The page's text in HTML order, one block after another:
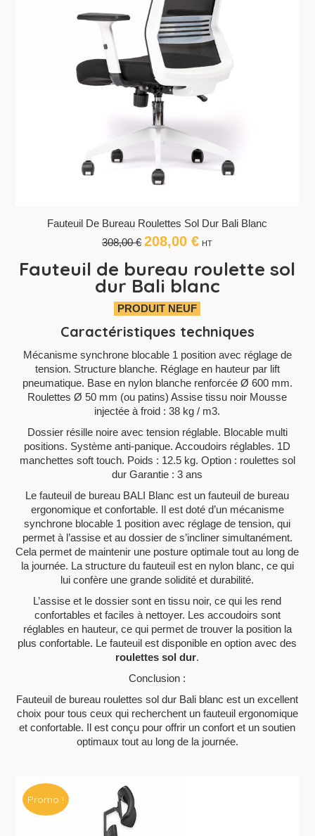
Fauteuil De Bureau Roulettes Sol Dur Bali Blanc
308,00€ Le
initial
était :
308,00 €.
208,00 €Le
actuel
est :
208,00 €.
HT
Fauteuil de bureau roulette sol
dur Bali blanc
PRODUIT NEUF
Caractéristiques techniques
Mécanisme synchrone blocable 1 position avec réglage de
tension. Structure blanche. Réglage en hauteur par lift
pneumatique. Base en nylon blanche renforcée Ø 600 mm.
Roulettes Ø 50 mm (ou patins) Assise tissu noir Mousse
injectée à froid : 38 kg / m3.
Dossier résille noire avec tension réglable. Blocable multi
positions. Système anti-panique. Accoudoirs réglables. 1D
manchettes soft touch. Poids : 12.5 kg. Option : roulettes sol
dur Garantie : 3 ans
Le fauteuil de bureau BALI Blanc est un fauteuil de bureau
ergonomique et confortable. Il est doté d’un mécanisme
synchrone blocable 1 position avec réglage de tension, qui
permet à l’assise et au dossier de s’incliner simultanément.
Cela permet de maintenir une posture optimale tout au long de
la journée. La structure du fauteuil est en nylon blanc, ce qui
lui confère une grande solidité et durabilité.
L’assise et le dossier sont en tissu noir, ce qui les rend
confortables et faciles à nettoyer. Les accoudoirs sont
réglables en hauteur, ce qui permet de trouver la position la
plus confortable. Le fauteuil est disponible en option avec des
roulettes sol dur.
Conclusion :
Fauteuil de bureau roulettes sol dur Bali blanc est un excellent
choix pour tous ceux qui recherchent un fauteuil ergonomique
et confortable. Il est conçu pour offrir un confort et un soutien
optimaux tout au long de la journée.
Promo !